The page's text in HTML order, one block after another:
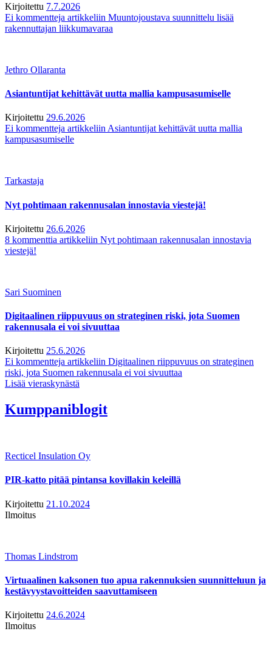
Kirjoitettu 7.7.2026
Ei kommentteja artikkeliin Muuntojoustava suunnittelu lisää
rakennuttajan liikkumavaraa
Jethro Ollaranta
Asiantuntijat kehittävät uutta mallia kampusasumiselle
Kirjoitettu 29.6.2026
Ei kommentteja artikkeliin Asiantuntijat kehittävät uutta mallia
kampusasumiselle
Tarkastaja
Nyt pohtimaan rakennusalan innostavia viestejä!
Kirjoitettu 26.6.2026
8 kommenttia artikkeliin Nyt pohtimaan rakennusalan innostavia
viestejä!
Sari Suominen
Digitaalinen riippuvuus on strateginen riski, jota Suomen
rakennusala ei voi sivuuttaa
Kirjoitettu 25.6.2026
Ei kommentteja artikkeliin Digitaalinen riippuvuus on strateginen
riski, jota Suomen rakennusala ei voi sivuuttaa
Lisää vieraskynästä
Kumppaniblogit
Recticel Insulation Oy
PIR-katto pitää pintansa kovillakin keleillä
Kirjoitettu 21.10.2024
Ilmoitus
Thomas Lindstrom
Virtuaalinen kaksonen tuo apua rakennuksien suunnitteluun ja
kestävyystavoitteiden saavuttamiseen
Kirjoitettu 24.6.2024
Ilmoitus